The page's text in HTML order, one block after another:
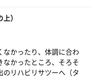
っても素敵なホテルでし
）
かったり、体調に合わ
なかったところ、そろそ
リハビリサツーへ（タ